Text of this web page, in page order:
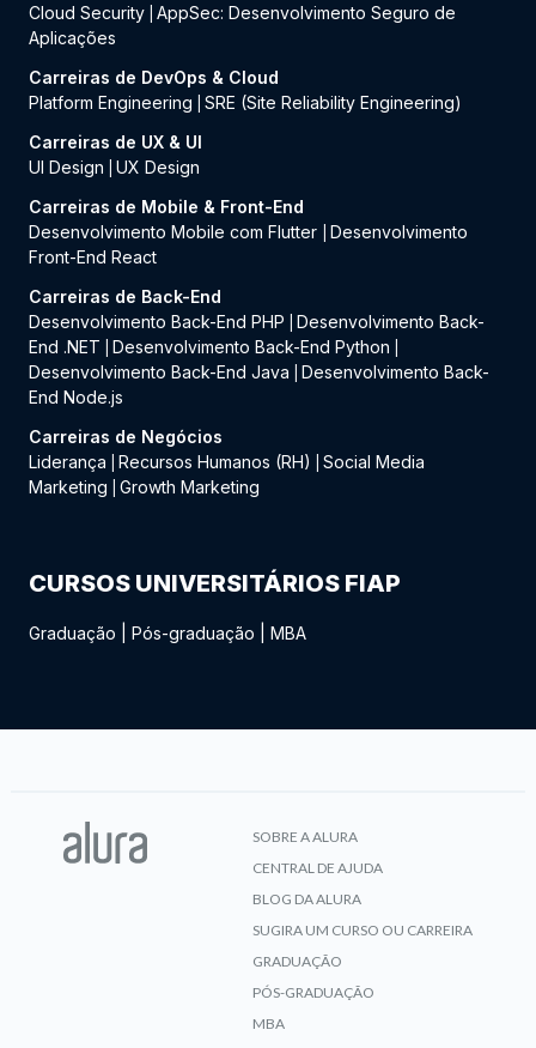
Cloud Security AppSec: Desenvolvimento Seguro de
Aplicações
Carreiras de DevOps & Cloud
Platform Engineering
SRE (Site Reliability Engineering)
Carreiras de UX & UI
UI Design
UX Design
Carreiras de Mobile & Front-End
Desenvolvimento Mobile com Flutter
Desenvolvimento
Front-End React
Carreiras de Back-End
Desenvolvimento Back-End PHP
Desenvolvimento Back-
End .NET
Desenvolvimento Back-End Python
Desenvolvimento Back-End Java
Desenvolvimento Back-
End Node.js
Carreiras de Negócios
Liderança
Recursos Humanos (RH)
Social Media
Marketing
Growth Marketing
CURSOS UNIVERSITÁRIOS FIAP
Graduação Pós-graduação MBA
SOBRE A ALURA
CENTRAL DE AJUDA
BLOG DA ALURA
SUGIRA UM CURSO OU CARREIRA
GRADUAÇÃO
PÓS-GRADUAÇÃO
MBA